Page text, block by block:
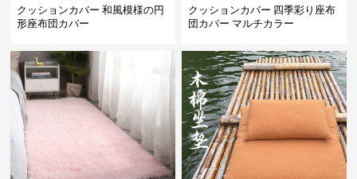
クッションカバー 和風模様の円
形座布団カバー
クッションカバー 四季彩り座布
団カバー マルチカラー